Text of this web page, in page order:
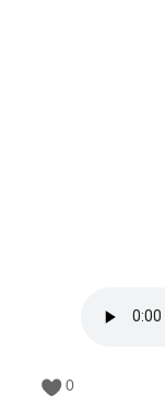
0